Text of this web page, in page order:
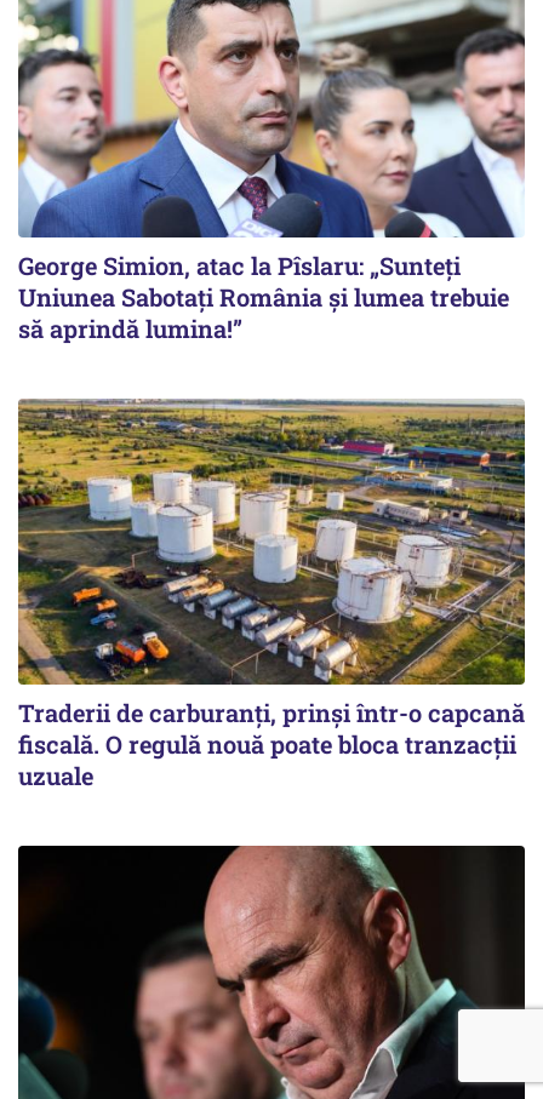
George Simion, atac la Pîslaru: „Sunteți
Uniunea Sabotați România și lumea trebuie
să aprindă lumina!”
Traderii de carburanți, prinși într-o capcană
fiscală. O regulă nouă poate bloca tranzacții
uzuale